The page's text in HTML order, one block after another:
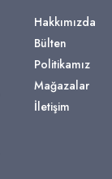
Hakkımızda
Bülten
Politikamız
Mağazalar
İletişim